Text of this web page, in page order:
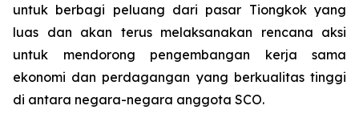
untuk berbagi peluang dari pasar Tiongkok yang
luas dan akan terus melaksanakan rencana aksi
untuk mendorong pengembangan kerja sama
ekonomi dan perdagangan yang berkualitas tinggi
di antara negara-negara anggota SCO.